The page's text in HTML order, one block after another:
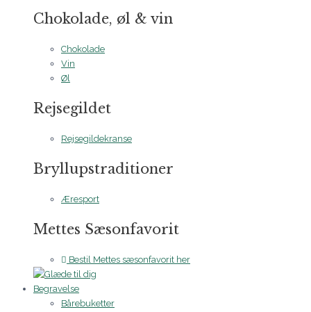
Chokolade, øl & vin
Chokolade
Vin
Øl
Rejsegildet
Rejsegildekranse
Bryllupstraditioner
Æresport
Mettes Sæsonfavorit
Bestil Mettes sæsonfavorit her
Begravelse
Bårebuketter